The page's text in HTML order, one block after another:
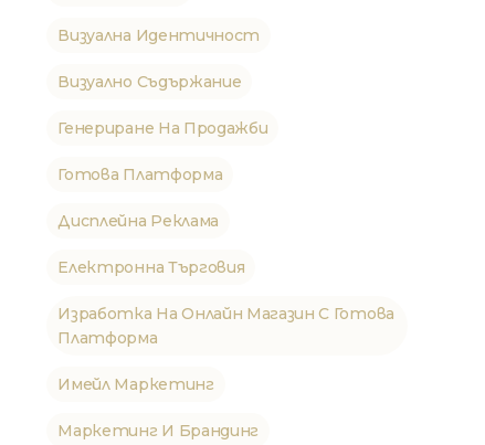
Визуална Идентичност
Визуално Съдържание
Генериране На Продажби
Готова Платформа
Дисплейна Реклама
Електронна Търговия
Изработка На Онлайн Магазин С Готова
Платформа
Имейл Маркетинг
Маркетинг И Брандинг